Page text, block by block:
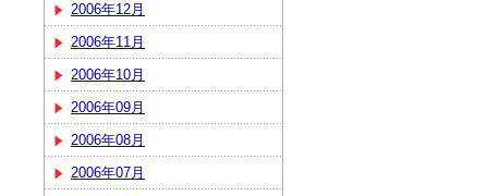
2006年12月
2006年11月
2006年10月
2006年09月
2006年08月
2006年07月